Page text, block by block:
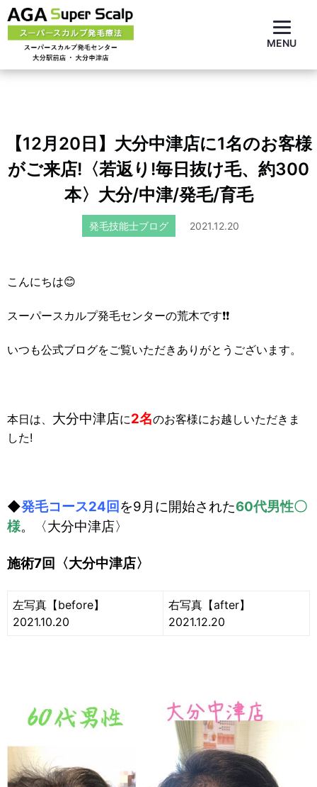
【12月20日】大分中津店に1名のお客様
がご来店!〈若返り!毎日抜け毛、約300
本〉大分/中津/発毛/育毛
発毛技能士ブログ 2021.12.20
こんにちは😊
スーパースカルプ発毛センターの荒木です❗❗
いつも公式ブログをご覧いただきありがとうございます。
本日は、 大分中津店に2名のお客様にお越しいただきま
した!
◆発毛コース24回 を9月に開始された60代男性〇
様。〈大分中津店〉
施術7回〈大分中津店〉
左写真【before】
2021.10.20
右写真【after】
2021.12.20
MENU